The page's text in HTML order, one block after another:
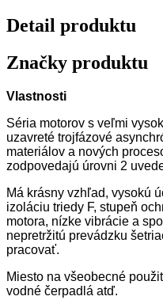
Detail produktu
Značky produktu
Vlastnosti
Séria motorov s veľmi
uzavreté trojfázové
materiálov a nových
zodpovedajú úrovni 2
Má krásny vzhľad, vysokú
izoláciu triedy F, stupeň
motora, nízke vibrácie a
nepretržitú prevádzku
pracovať.
Miesto na všeobecné
vodné čerpadlá atď.